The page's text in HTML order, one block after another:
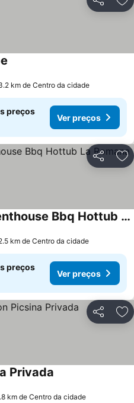
Partilhar
km de Centro da cidade
preços
Ver preços
Partilhar
Beach Front 2-story Penthouse Bbq Hottub La Romana
km de Centro da cidade
preços
Ver preços
Partilhar
Privada
km de Centro da cidade